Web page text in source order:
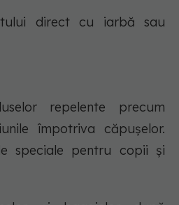
direct cu iarbă sau
repelente precum
împotriva căpușelor.
speciale pentru copii și